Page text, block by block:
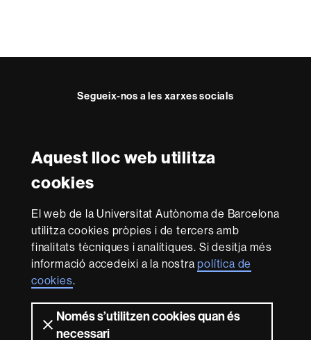
Aquest lloc web utilitza
cookies
El web de la Universitat Autònoma de Barcelona
utilitza cookies pròpies i de tercers amb
finalitats tècniques i analítiques. Si desitja més
informació accedeixi a la nostrapolítica de
cookies.
Només s’utilitzen cookies quan és
necessari
Segueix-nos a les xarxes socials
Reconeixement internacional de l'excel·lència
in
Research
-
Euraxess
Amb el finançament de
Sobre
aquest